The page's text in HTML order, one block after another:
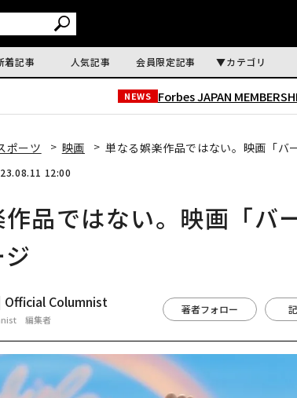
着記事 人気記事 会員限定記事 カテゴリ
NEWS Forbes JAPAN
ポーツ 映画 単なる娯楽作品ではない。映画「バ
12:00
品ではない。映画「バ
Official Columnist
編集者
著者フォロー